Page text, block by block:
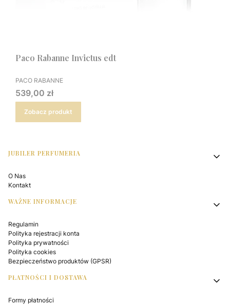
Paco Rabanne Invictus edt
PRODUCENT
PACO RABANNE
Cena
539,00 zł
Zobacz produkt
Linki w stopce
JUBILER PERFUMERIA
O Nas
Kontakt
WAŻNE INFORMACJE
Regulamin
Polityka rejestracji konta
Polityka prywatności
Polityka cookies
Bezpieczeństwo produktów (GPSR)
PŁATNOŚCI I DOSTAWA
Formy płatności